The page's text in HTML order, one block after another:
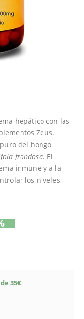
hepático con las
Zeus.
del hongo
frondosa. El
inmune y a la
los niveles
35€